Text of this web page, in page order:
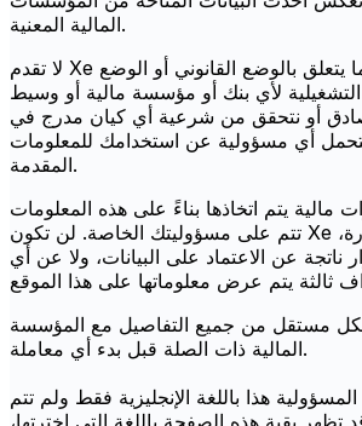
المالية المعنية.
لا تقدم Xe أي إقرارات فيما يتعلق بالوضع القانوني أو الوضع
التشغيلية لأي بنك أو مؤسسة مالية أو وسيط
أو نتحقق من شرعية أي كيان مدرج في
نتحمل أي مسؤولية عن استخدامك للمعلومات
المقدمة.
مالية يتم اتخاذها بناءً على هذه المعلومات
تتم على مسؤوليتك الخاصة. لن تكون Xe مسؤولة عن أي خسارة،
ناتجة عن الاعتماد على البيانات، ولا عن أي
مستقل من جميع التفاصيل مع المؤسسة
المالية ذات الصلة قبل بدء أي معاملة.
المسؤولية هذا باللغة الإنجليزية فقط ولم تتم